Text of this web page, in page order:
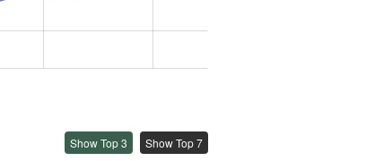
Show Top 3 Show Top 7